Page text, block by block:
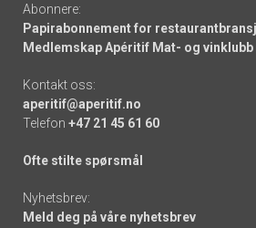
Abonnere:
Papirabonnement for
Medlemskap Apéritif Mat- og vinklubb
Kontakt oss:
aperitif@aperitif.no
Telefon +47 21 45 61 60
Ofte stilte spørsmål
Nyhetsbrev:
Meld deg på våre nyhetsbrev